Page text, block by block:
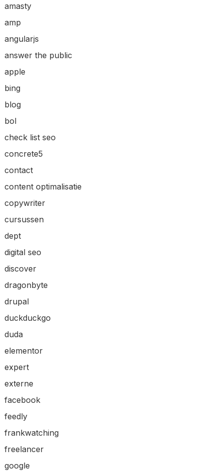
amasty
amp
angularjs
answer the public
apple
bing
blog
bol
check list seo
concrete5
contact
content optimalisatie
copywriter
cursussen
dept
digital seo
discover
dragonbyte
drupal
duckduckgo
duda
elementor
expert
externe
facebook
feedly
frankwatching
freelancer
google